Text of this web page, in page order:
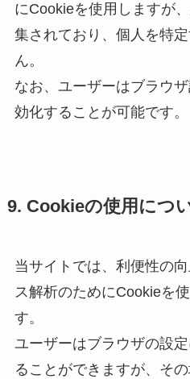
にCookieを使用しますが
集されており、個人を特
ん。
なお、ユーザーはブラウ
効化することが可能です。
9. Cookieの使用につ
当サイトでは、利便性の
ス解析のためにCookieを
す。
ユーザーはブラウザの設
ることができますが、そ